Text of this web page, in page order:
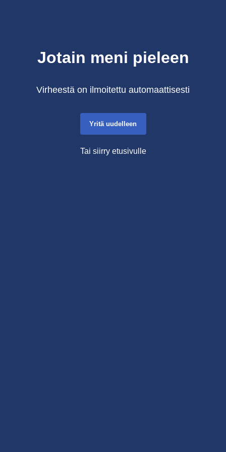
Jotain meni pieleen
Virheestä on ilmoitettu automaattisesti
Yritä uudelleen
Tai siirry etusivulle